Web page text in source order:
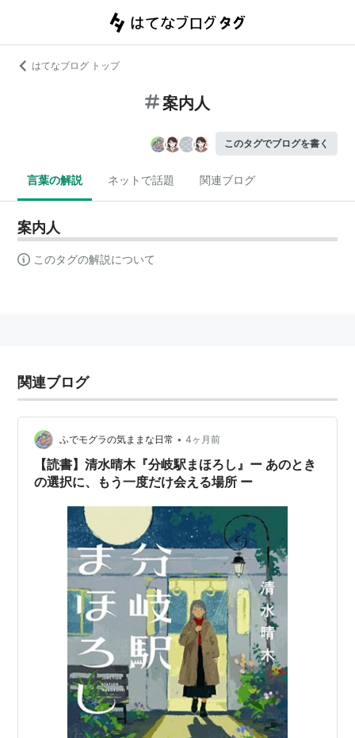
はてなブログ トップ
案内人
このタグでブログを書く
言葉の解説 ネットで話題 関連ブログ
案内人
このタグの解説について
関連ブログ
ふでモグラの気ままな日常 • 4ヶ月前
【読書】清水晴木『分岐駅まほろし』ー あのとき
の選択に、もう一度だけ会える場所 ー